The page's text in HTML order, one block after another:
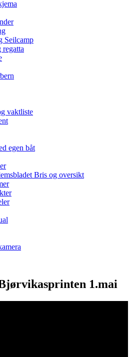
Seilcamp
regatta
vaktliste
egen båt
Bris og oversikt
1.mai